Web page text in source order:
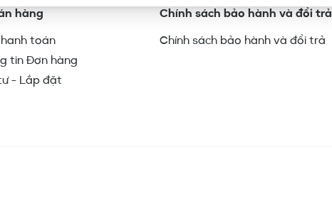
hàng
toán
tin Đơn hàng
- Lắp đặt
Chính sách bảo hành và đổi trả
Chính sách bảo hành và đổi trả
Hà Nam
Hưng Yên